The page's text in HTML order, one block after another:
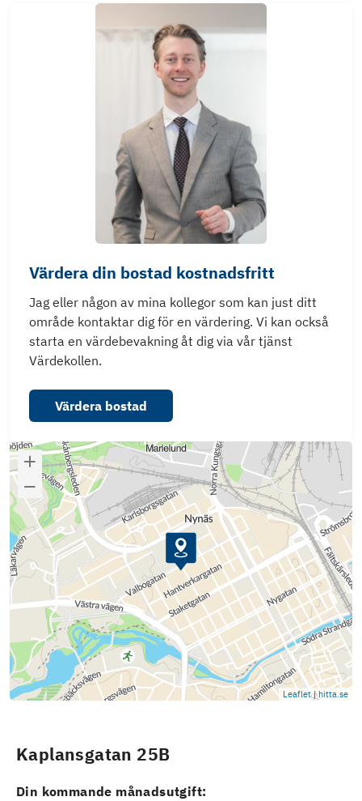
Värdera din bostad kostnadsfritt
Jag eller någon av mina kollegor som kan just ditt
område kontaktar dig för en värdering. Vi kan också
starta en värdebevakning åt dig via vår tjänst
Värdekollen.
Värdera bostad
Leaflet | hitta.se
Kaplansgatan 25B
Din kommande månadsutgift: